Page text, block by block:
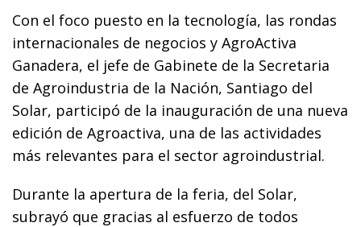
Con el foco puesto en la tecnología, las rondas
internacionales de negocios y AgroActiva
Ganadera, el jefe de Gabinete de la Secretaria
de Agroindustria de la Nación, Santiago del
Solar, participó de la inauguración de una nueva
edición de Agroactiva, una de las actividades
más relevantes para el sector agroindustrial.
Durante la apertura de la feria, del Solar,
subrayó que gracias al esfuerzo de todos